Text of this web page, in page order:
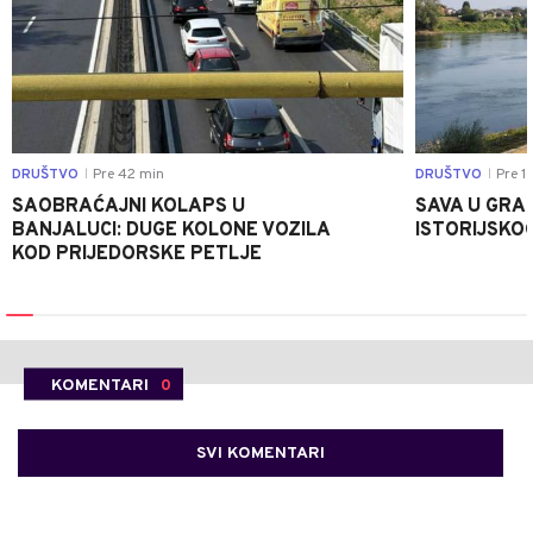
DRUŠTVO Pre 42 min
SAOBRAĆAJNI KOLAPS U
BANJALUCI: DUGE KOLONE VOZILA
KOD PRIJEDORSKE PETLJE
DRUŠTVO Pre 1
SAVA U
KOMENTARI 0
SVI KOMENTARI